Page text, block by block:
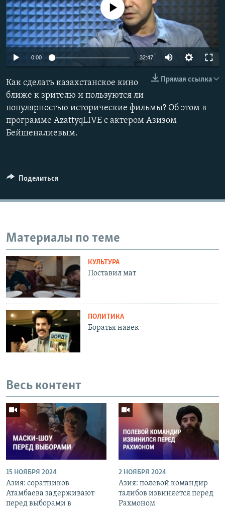
No media source currently available
0:00 32:47
Прямая ссылка
Как сделать казахстанское кино
ближе к зрителю и пользуются ли
популярностью исторические фильмы? Об этом в
программе AzattyqLIVE с актером Азизом
Бейшеналиевым.
Поделиться
Материалы по теме
КУЛЬТУРА
Поставил мат
ПОЛИТИКА
Боратья навек
Весь контент
15 НОЯБРЯ 2024
Азия: соратников
Атамбаева задерживают
перед выборами в
2 НОЯБРЯ 2024
Азия: полевой командир
талибов извиняется перед
Рахмоном